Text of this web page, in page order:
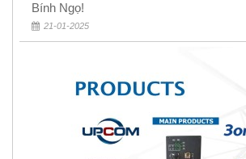
Bính Ngọ!
21-01-2025